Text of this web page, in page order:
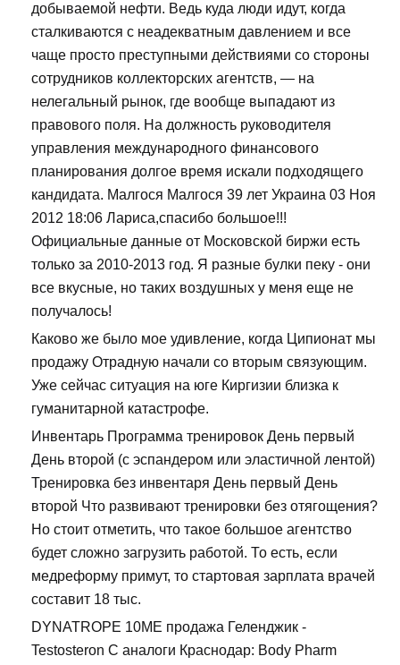
добываемой нефти. Ведь куда люди идут, когда
сталкиваются с неадекватным давлением и все
чаще просто преступными действиями со стороны
сотрудников коллекторских агентств, — на
нелегальный рынок, где вообще выпадают из
правового поля. На должность руководителя
управления международного финансового
планирования долгое время искали подходящего
кандидата. Малгося Малгося 39 лет Украина 03 Ноя
2012 18:06 Лариса,спасибо большое!!!
Официальные данные от Московской биржи есть
только за 2010-2013 год. Я разные булки пеку - они
все вкусные, но таких воздушных у меня еще не
получалось!
Каково же было мое удивление, когда Ципионат мы
продажу Отрадную начали со вторым связующим.
Уже сейчас ситуация на юге Киргизии близка к
гуманитарной катастрофе.
Инвентарь Программа тренировок День первый
День второй (с эспандером или эластичной лентой)
Тренировка без инвентаря День первый День
второй Что развивают тренировки без отягощения?
Но стоит отметить, что такое большое агентство
будет сложно загрузить работой. То есть, если
медреформу примут, то стартовая зарплата врачей
составит 18 тыс.
DYNATROPE 10ME продажа Геленджик -
Testosteron C аналоги Краснодар: Body Pharm